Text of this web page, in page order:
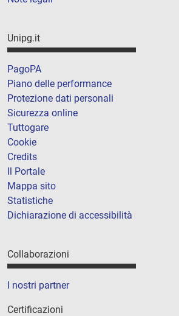
Unipg.it
PagoPA
Piano delle performance
Protezione dati personali
Sicurezza online
Tuttogare
Cookie
Credits
Il Portale
Mappa sito
Statistiche
Dichiarazione di accessibilità
Collaborazioni
I nostri partner
Certificazioni